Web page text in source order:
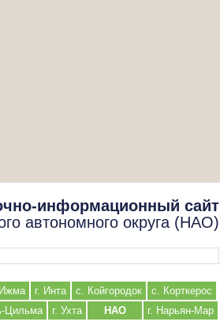
информационный сайт
автономного округа (НАО)
г. Инта с. Койгородок
с. Корткерос
Цильма г. Ухта НАО г. Нарьян-Мар